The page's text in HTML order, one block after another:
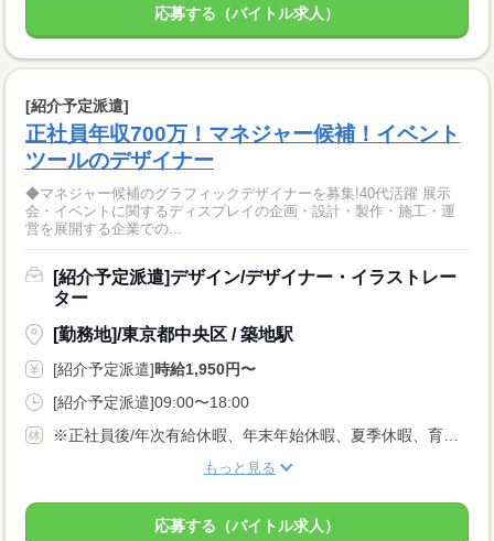
応募する（バイトル求人）
[紹介予定派遣]
正社員年収700万！マネジャー候補！イベント
ツールのデザイナー
◆マネジャー候補のグラフィックデザイナーを募集!40代活躍 展示
会・イベントに関するディスプレイの企画・設計・製作・施工・運
営を展開する企業での...
[紹介予定派遣]デザイン/デザイナー・イラストレー
ター
[勤務地]/東京都中央区 / 築地駅
[紹介予定派遣]時給1,950円〜
[紹介予定派遣]09:00〜18:00
もっと見る
応募する（バイトル求人）